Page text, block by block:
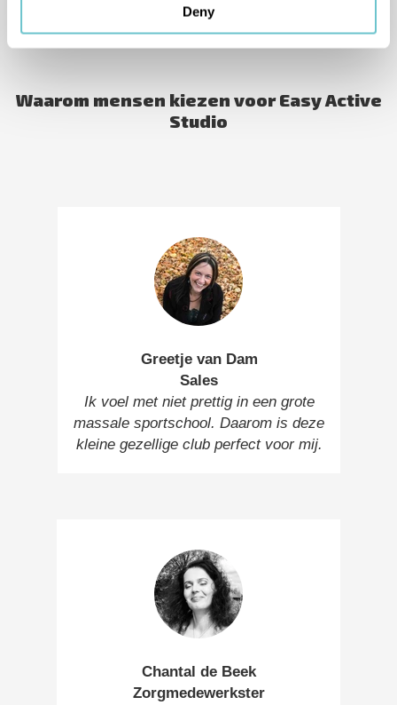
Deny
TESTIMONIALS
Waarom mensen kiezen voor Easy Active
Studio
Greetje van Dam
Sales
Ik voel met niet prettig in een grote
massale sportschool. Daarom is deze
kleine gezellige club perfect voor mij.
Chantal de Beek
Zorgmedewerkster